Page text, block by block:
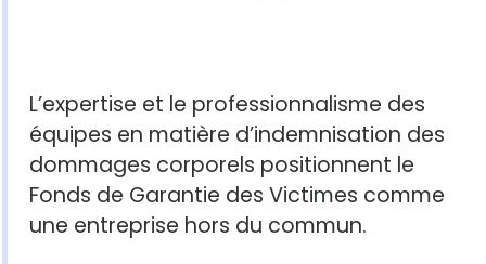
L’expertise et le professionnalisme des
équipes en matière d’indemnisation des
dommages corporels positionnent le
Fonds de Garantie des Victimes comme
une entreprise hors du commun.